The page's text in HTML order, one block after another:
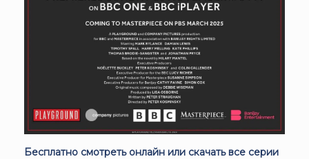
Бесплатно смотреть онлайн или скачать все серии